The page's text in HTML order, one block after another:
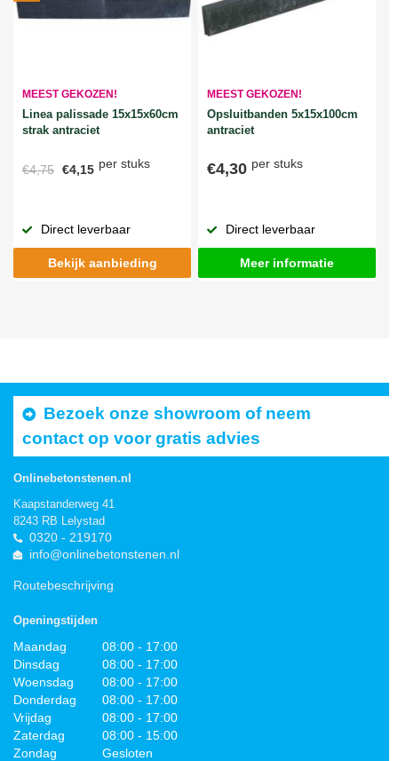
MEEST GEKOZEN!
Linea palissade 15x15x60cm
strak antraciet
€4,75 €4,15 per stuks
Direct leverbaar
Bekijk aanbieding
MEEST GEKOZEN!
Opsluitbanden 5x15x100cm
antraciet
€4,30 per stuks
Direct leverbaar
Meer informatie
Bezoek onze showroom of neem
contact op voor gratis advies
Onlinebetonstenen.nl
Kaapstanderweg 41
8243 RB Lelystad
0320 - 219170
info@onlinebetonstenen.nl
Routebeschrijving
Openingstijden
Maandag
08:00 - 17:00
Dinsdag
08:00 - 17:00
Woensdag
08:00 - 17:00
Donderdag
08:00 - 17:00
Vrijdag
08:00 - 17:00
Zaterdag
08:00 - 15:00
Zondag
Gesloten